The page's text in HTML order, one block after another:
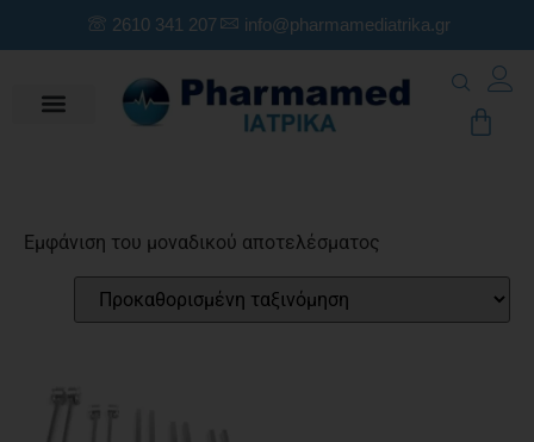
2610 341 207 info@pharmamediatrika.gr
Εμφάνιση του μοναδικού αποτελέσματος